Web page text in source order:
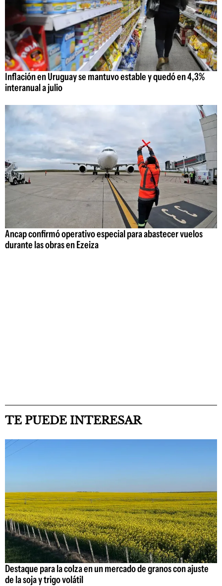
Inflación en Uruguay se mantuvo estable y quedó en 4,3%
interanual a julio
Ancap confirmó operativo especial para abastecer vuelos
durante las obras en Ezeiza
TE PUEDE INTERESAR
Destaque para la colza en un mercado de granos con ajuste
de la soja y trigo volátil